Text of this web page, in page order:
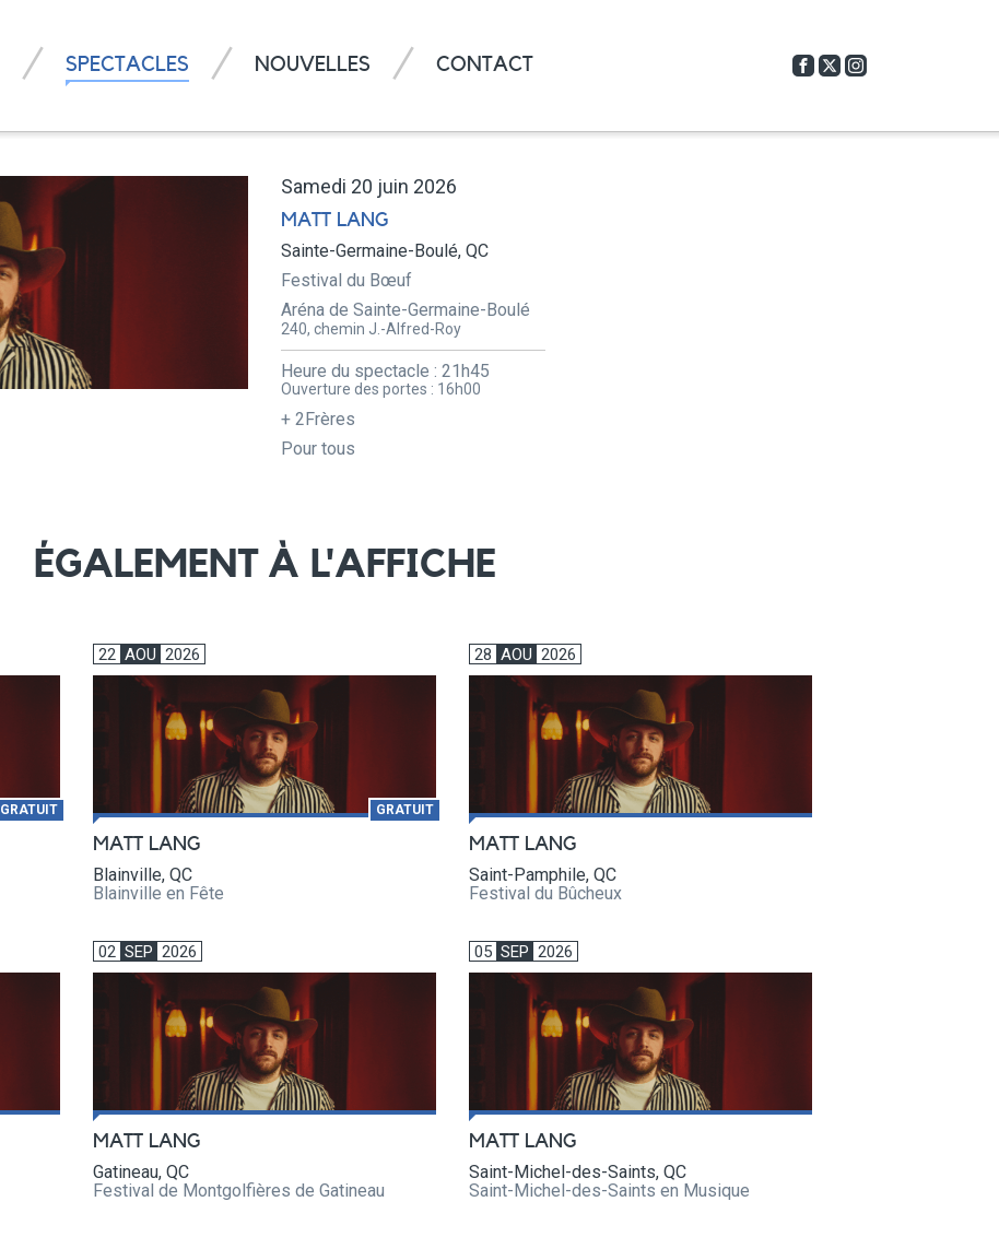
SPECTACLES NOUVELLES CONTACT
Samedi 20 juin 2026
MATT LANG
Sainte-Germaine-Boulé, QC
Festival du Bœuf
Aréna de Sainte-Germaine-Boulé
240, chemin J.-Alfred-Roy
Heure du spectacle : 21h45
Ouverture des portes : 16h00
+ 2Frères
Pour tous
ÉGALEMENT À L'AFFICHE
GRATUIT
22 AOU 2026
GRATUIT
MATT LANG
Blainville, QC
Blainville en Fête
28 AOU 2026
MATT LANG
Saint-Pamphile, QC
Festival du Bûcheux
02 SEP 2026
MATT LANG
Gatineau, QC
Festival de Montgolfières de Gatineau
05 SEP 2026
MATT LANG
Saint-Michel-des-Saints, QC
Saint-Michel-des-Saints en Musique